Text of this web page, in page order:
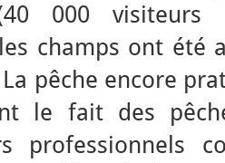
000
champs ont été
pêche encore
le fait des
professionnels